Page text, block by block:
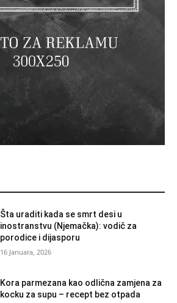
Šta uraditi kada se smrt desi u
inostranstvu (Njemačka): vodič za
porodice i dijasporu
16 Januara, 2026
Kora parmezana kao odlična zamjena za
kocku za supu – recept bez otpada